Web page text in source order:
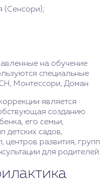
(Сенсори);
на обучение
специальные
Монтессори, Доман.
является
созданию
его семьи,
детских садов,
центров развития, групп
для родителей.